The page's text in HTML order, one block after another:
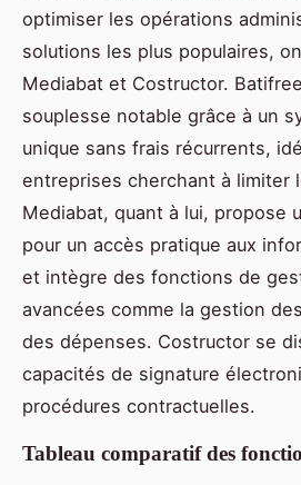
optimiser les opérations
solutions les plus populaires,
Mediabat et Costructor.
souplesse notable grâce à un
unique sans frais récurrents,
entreprises cherchant à limiter
Mediabat, quant à lui, propose
pour un accès pratique aux
et intègre des fonctions de
avancées comme la gestion
des dépenses. Costructor se
capacités de signature
procédures contractuelles.
Tableau comparatif des